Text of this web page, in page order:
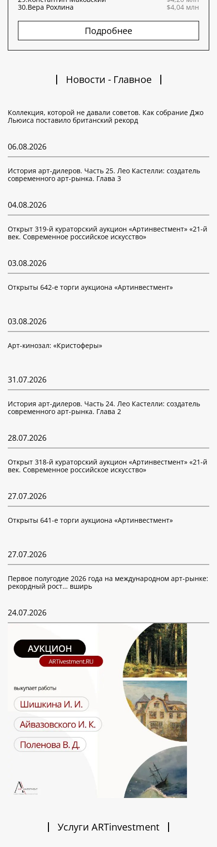
30.Вера Рохлина $4,04 млн
Подробнее
Новости - Главное
Коллекция, которой не давали советов. Как собрание Джо
Льюиса поставило британский рекорд
06.08.2026
История арт-дилеров. Часть 25. Лео Кастелли: создатель
современного арт-рынка. Глава 3
04.08.2026
Открыт 319-й кураторский аукцион «Артинвестмент» «21-й
век. Современное российское искусство»
03.08.2026
Открыты 642-е торги аукциона «Артинвестмент»
03.08.2026
Арт-кинозал: «Кристоферы»
31.07.2026
История арт-дилеров. Часть 24. Лео Кастелли: создатель
современного арт-рынка. Глава 2
28.07.2026
Открыт 318-й кураторский аукцион «Артинвестмент» «21-й
век. Современное российское искусство»
27.07.2026
Открыты 641-е торги аукциона «Артинвестмент»
27.07.2026
Первое полугодие 2026 года на международном арт-рынке:
рекордный рост… вширь
24.07.2026
Услуги ARTinvestment